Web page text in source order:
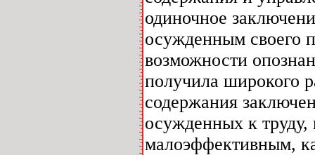
одиночное
осужденным своего
возможности
получила широкого
содержания
осужденных к труду,
малоэффективным,